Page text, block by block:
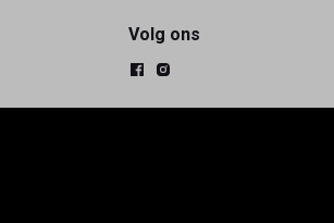
Volg ons